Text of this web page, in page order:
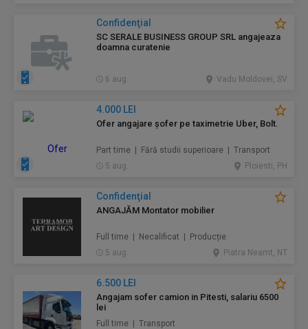
Confidenţial
SC SERALE BUSINESS GROUP SRL angajeaza
doamna curatenie
6 aug. Vadu Moldovei, SV
4.000 LEI
Ofer angajare șofer pe taximetrie Uber, Bolt.
Part time | Fără studii superioare | Transport
5 aug.
Ploiesti, PH
Confidenţial
ANGAJĂM Montator mobilier
Full time | Necalificat | Producție
5 aug.
Piatra Neamt, NT
6.500 LEI
Angajam sofer camion in Pitesti, salariu 6500
lei
Full time | Transport